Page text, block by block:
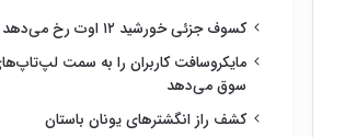
کسوف جزئی خورشید ۱۲ اوت رخ می‌دهد
مایکروسافت کاربران را به سمت
سوق می‌دهد
کشف راز انگشترهای یونان باستان